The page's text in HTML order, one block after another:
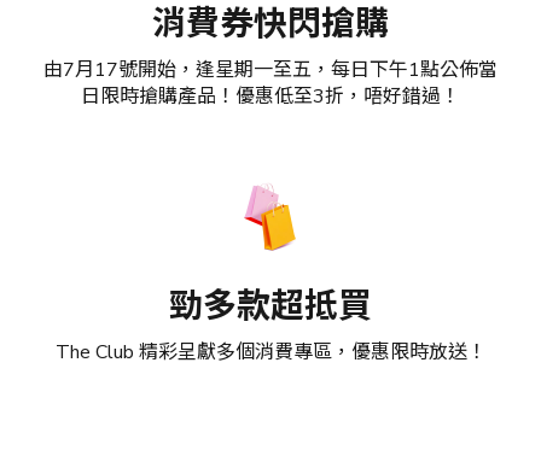
消費券快閃搶購
由7月17號開始，逢星期一至五，每日下午1點公佈當
日限時搶購產品！優惠低至3折，唔好錯過！
勁多款超抵買
The Club 精彩呈獻多個消費專區，優惠限時放送！